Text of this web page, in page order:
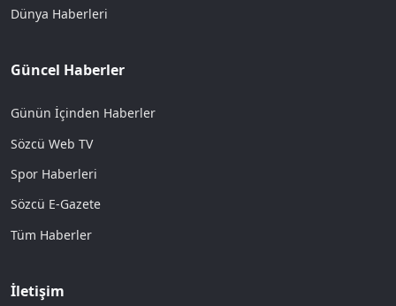
Dünya Haberleri
Güncel Haberler
Günün İçinden Haberler
Sözcü Web TV
Spor Haberleri
Sözcü E-Gazete
Tüm Haberler
İletişim